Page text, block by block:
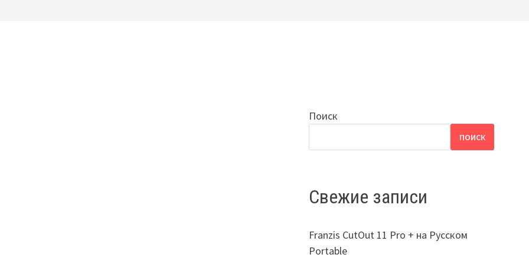
Поиск
ПОИСК
Свежие записи
Franzis CutOut 11 Pro + на Русском
Portable